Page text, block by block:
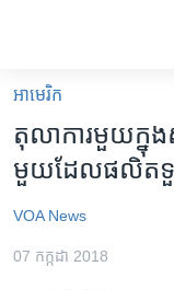
គេហទំព័រ​
ទាក់ទង
រំលង​
និង​
ទំព័រ​
អន្តរជាតិ
ហេឡូវីអូអេ
អាមេរិក​
តុលាការមួយក្នុ
មួយដែលផលិតទួ
VOA News
07 កក្កដា 2018